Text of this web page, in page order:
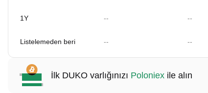
1Y -- --
Listelemeden beri -- --
İlk DUKO varlığınızı Poloniex ile alın